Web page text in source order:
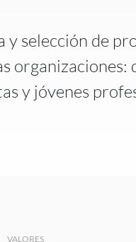
y selección de
y jóvenes
VALORES